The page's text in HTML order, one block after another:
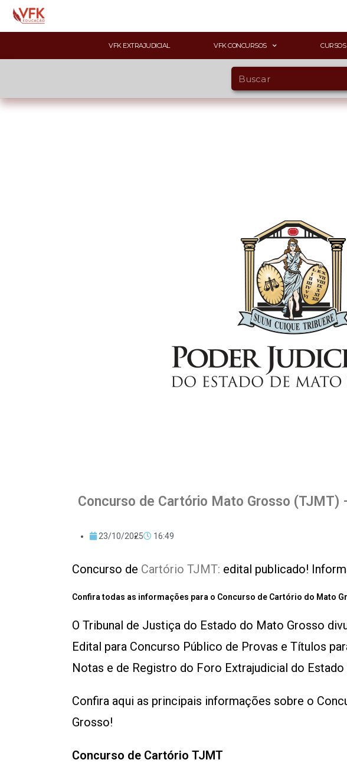
VFK EXTRAJUDICIAL VFK CONCURSOS CURSOS
Concurso de Cartório Mato Grosso (TJMT)
23/10/2025 16:49
Concurso de Cartório TJMT: edital publicado!
Confira todas as informações para o Concurso de Cartório do Mato
O Tribunal de Justiça do Estado do Mato Grosso
Edital para Concurso Público de Provas e Títulos
Notas e de Registro do Foro Extrajudicial do
Confira aqui as principais informações sobre o
Grosso!
Concurso de Cartório TJMT